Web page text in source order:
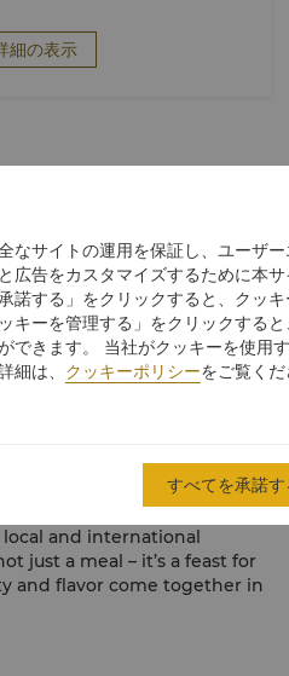
細の表示
索
delights at our vibrant
the aromas of freshly
and global cuisines
Whether you’re indulging
grilled meats, or an
delights, each bite offers a
and international
just a meal – it’s a feast for
and flavor come together in
なサイトの運用を保証し、ユーザー
広告をカスタマイズするために本サ
諾する」をクリックすると、クッ
キーを管理する」をクリックする
できます。 当社がクッキーを使用
細は、 クッキーポリシーをご覧くだ
すべてを承諾す